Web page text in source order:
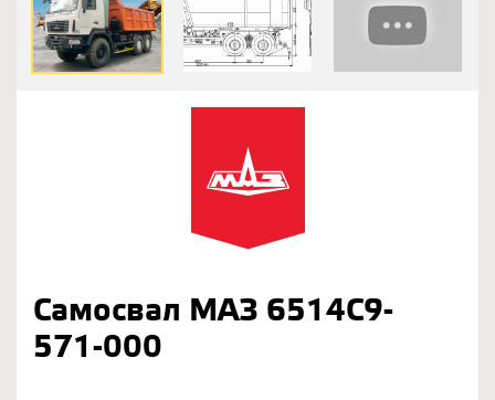
Самосвал МАЗ 6514С9-
571-000